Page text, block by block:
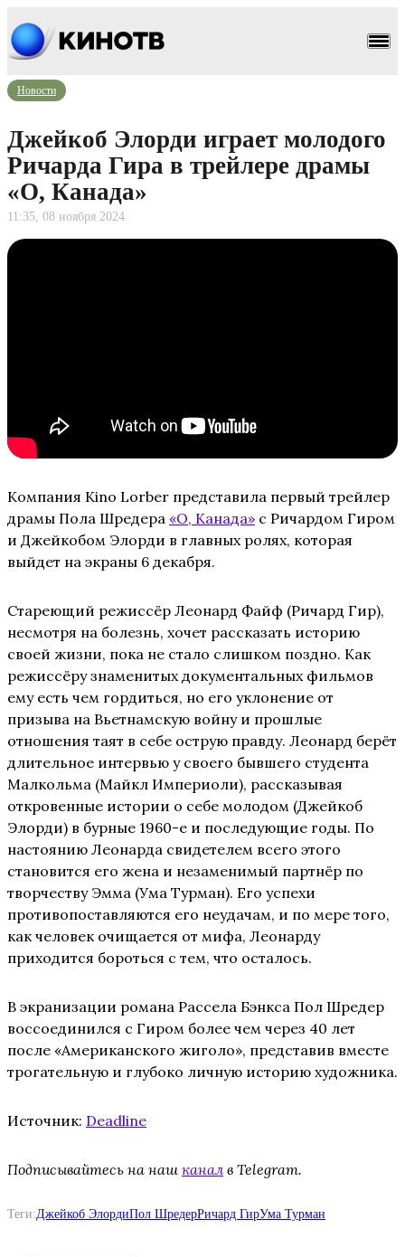
Новости
Джейкоб Элорди играет молодого
Ричарда Гира в трейлере драмы
«О, Канада»
11:35, 08 ноября 2024
Компания Kino Lorber представила первый трейлер
драмы Пола Шредера «О, Канада» с Ричардом Гиром
и Джейкобом Элорди в главных ролях, которая
выйдет на экраны 6 декабря.
Стареющий режиссёр Леонард Файф (Ричард Гир),
несмотря на болезнь, хочет рассказать историю
своей жизни, пока не стало слишком поздно. Как
режиссёру знаменитых документальных фильмов
ему есть чем гордиться, но его уклонение от
призыва на Вьетнамскую войну и прошлые
отношения таят в себе острую правду. Леонард берёт
длительное интервью у своего бывшего студента
Малкольма (Майкл Империоли), рассказывая
откровенные истории о себе молодом (Джейкоб
Элорди) в бурные 1960-е и последующие годы. По
настоянию Леонарда свидетелем всего этого
становится его жена и незаменимый партнёр по
творчеству Эмма (Ума Турман). Его успехи
противопоставляются его неудачам, и по мере того,
как человек очищается от мифа, Леонарду
приходится бороться с тем, что осталось.
В экранизации романа Рассела Бэнкса Пол Шредер
воссоединился с Гиром более чем через 40 лет
после «Американского жиголо», представив вместе
трогательную и глубоко личную историю художника.
Источник: Deadline
Подписывайтесь на наш канал в Telegram.
Теги:Джейкоб ЭлордиПол ШредерРичард ГирУма Турман